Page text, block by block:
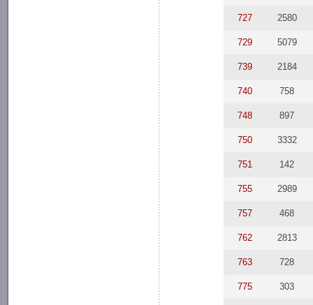
727 2580
729 5079
739 2184
740 758
748 897
750 3332
751 142
755 2989
757 468
762 2813
763 728
775 303